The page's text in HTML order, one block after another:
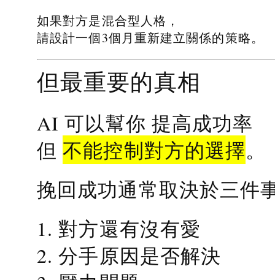
如果對方是混合型人格，
請設計一個3個月重新建立關係的策略。
但最重要的真相
AI 可以幫你 提高成功率
但不能控制對方的選擇。
挽回成功通常取決於三件
1. 對方還有沒有愛
2. 分手原因是否解決